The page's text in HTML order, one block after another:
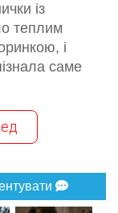
із
теплим
і
саме